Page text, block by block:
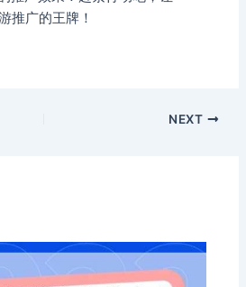
推广的王牌！
NEXT